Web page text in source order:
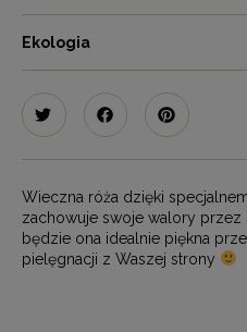
Ekologia
Wieczna róża dzięki
zachowuje swoje walory przez
będzie ona idealnie piękna
pielęgnacji z Waszej strony